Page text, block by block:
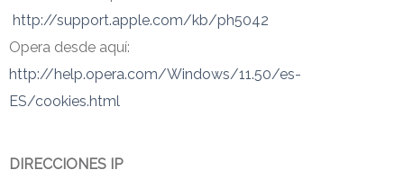
http://support.apple.com/kb/ph5042
Opera desde aquí:
http://help.opera.com/Windows/11.50/es-
ES/cookies.html
DIRECCIONES IP